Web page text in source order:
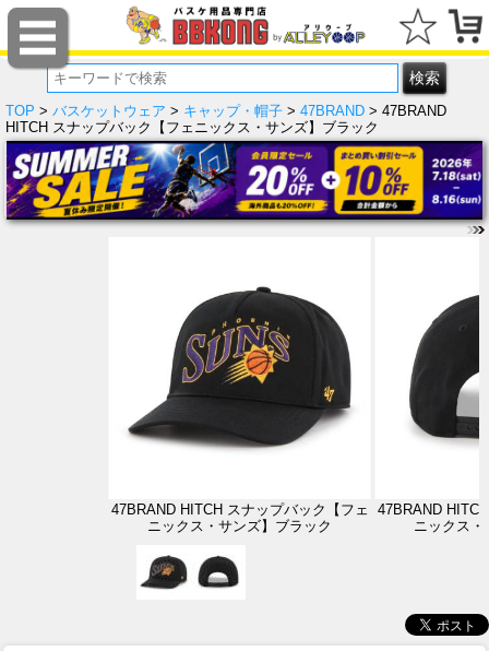
TOP > バスケットウェア > キャップ・帽子 > 47BRAND > 47BRAND
HITCH スナップバック【フェニックス・サンズ】ブラック
47BRAND HITCH スナップバック【フェ
ニックス・サンズ】ブラック
47BRAND
ニックス